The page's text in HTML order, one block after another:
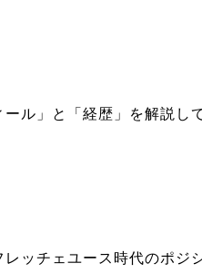
ル」と「経歴」を解説し
ッチェユース時代のポジ